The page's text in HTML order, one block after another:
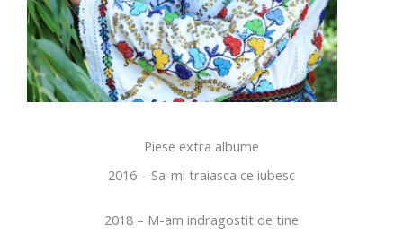
Piese extra albume
2016 – Sa-mi traiasca ce iubesc
2018 – M-am indragostit de tine